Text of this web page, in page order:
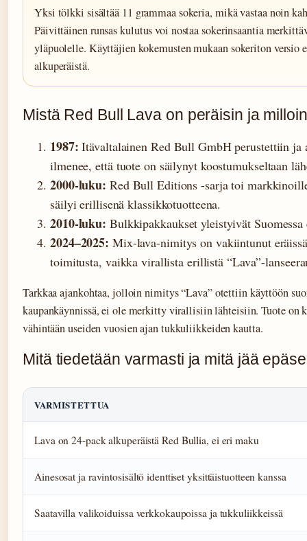
Yksi tölkki sisältää 11 grammaa sokeria, mikä vastaa noin
Päivittäinen runsas kulutus voi nostaa sokerinsaantia
yläpuolelle. Käyttäjien kokemusten mukaan sokeriton versio
alkuperäistä.
Mistä Red Bull Lava on peräisin ja
1987: Itävaltalainen Red Bull GmbH perustettiin
ilmenee, että tuote on säilynyt koostumukseltaan
2000-luku: Red Bull Editions -sarja toi
säilyi erillisenä klassikkotuotteena.
2010-luku: Bulkkipakkaukset yleistyivät
2024–2025: Mix-lava-nimitys on vakiintunut
toimitusta, vaikka virallista erillistä “Lava”-
Tarkkaa ajankohtaa, jolloin nimitys “Lava” otettiin käyttöön
kaupankäynnissä, ei ole merkitty virallisiin lähteisiin. Tuote on
vähintään useiden vuosien ajan tukkuliikkeiden kautta.
Mitä tiedetään varmasti ja mitä jää
VARMISTETTUA
Lava on 24-pack alkuperäistä Red Bullia, ei eri maku
Ainesosat ja ravintosisältö identtiset yksittäistuotteen kanssa
Saatavilla valikoiduissa verkkokaupoissa ja tukkuliikkeissä